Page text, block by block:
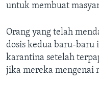
untuk membuat
Orang yang telah
dosis kedua baru-baru
karantina setelah
jika mereka mengenai